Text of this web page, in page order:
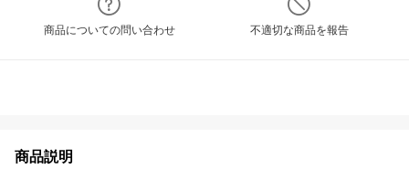
商品についての問い合わせ 不適切な商品を報告
商品説明